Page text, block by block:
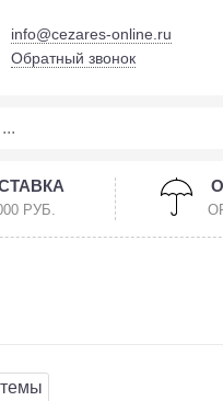
info@cezares-online.ru
Обратный звонок
РУБ.